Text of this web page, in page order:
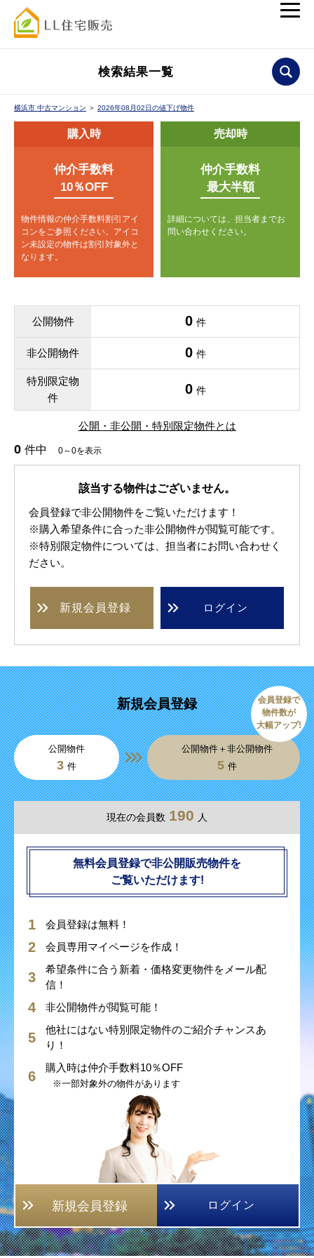
検索結果一覧
横浜市 中古マンション ＞ 2026年08月02日の値下げ物件
購入時
仲介手数料
10％OFF
物件情報の仲介手数料割引アイ
コンをご参照ください。 アイコ
ン未設定の物件は割引対象外と
なります。
売却時
仲介手数料
最大半額
詳細については、担当者までお
問い合わせください。
公開物件 0 件
非公開物件 0 件
特別限定物
件
0 件
公開・非公開・特別限定物件とは
0 件中 0～0を表示
該当する物件はございません。
会員登録で非公開物件をご覧いただけます！
※購入希望条件に合った非公開物件が閲覧可能です。
※特別限定物件については、担当者にお問い合わせく
ださい。
新規会員登録 ログイン
新規会員登録
公開物件
3 件
公開物件＋非公開物件
5 件
会員登録で
物件数が
大幅アップ!
現在の会員数 190 人
無料会員登録で非公開販売物件を
ご覧いただけます!
会員登録は無料！
会員専用マイページを作成！
希望条件に合う新着・価格変更物件をメール配
信！
非公開物件が閲覧可能！
他社にはない特別限定物件のご紹介チャンスあ
り！
購入時は仲介手数料10％OFF
※一部対象外の物件があります
新規会員登録 ログイン